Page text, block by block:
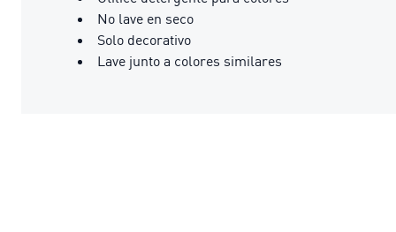
No lave en seco
Solo decorativo
Lave junto a colores similares